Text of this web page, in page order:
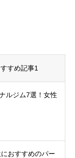
すめ記事1
ルジム7選！女性
おすすめのパー